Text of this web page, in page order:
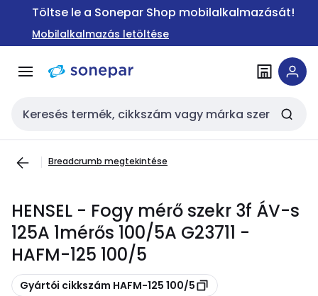
Ugrás a
Ugrás a
tartalomra
Töltse le a Sonepar Shop mobilalkalmazását!
Mobilalkalmazás letöltése
Keresési bemenet
Breadcrumb megtekintése
HENSEL - Fogy mérő szekr 3f ÁV-s
125A 1mérős 100/5A G23711 -
HAFM-125 100/5
Másolás
Gyártói cikkszám HAFM-125 100/5